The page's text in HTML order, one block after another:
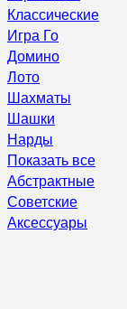
Классические
Игра Го
Домино
Лото
Шахматы
Шашки
Нарды
Показать все
Абстрактные
Советские
Аксессуары